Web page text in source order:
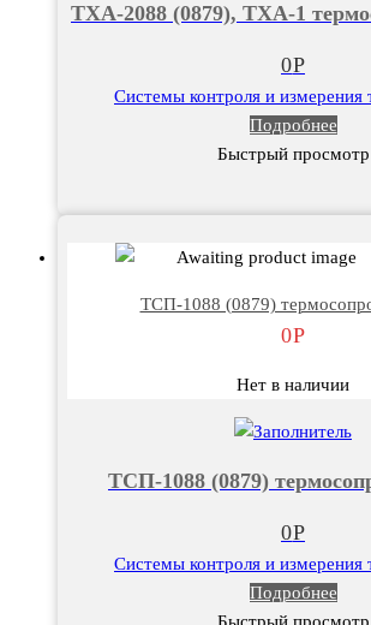
ТХА-2088 (0879), ТХА-1
0Р
Системы контроля и измерения
Подробнее
Быстрый просмотр
ТСП-1088 (0879)
0Р
Нет в наличии
ТСП-1088 (0879)
0Р
Системы контроля и измерения
Подробнее